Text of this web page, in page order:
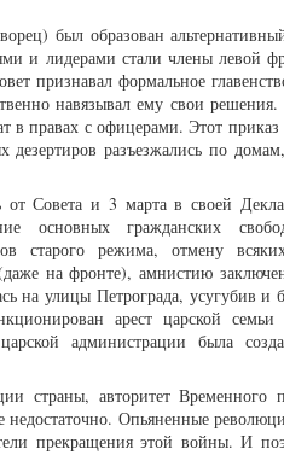
был образован
и лидерами стали члены левой
признавал формальное
навязывал ему свои
правах с офицерами. Этот приказ
разъезжались по
от Совета и 3 марта в своей
основных гражданских
старого режима, отмену
на фронте), амнистию
на улицы Петрограда, усугубив и
арест царской
администрации была
страны, авторитет Временного
Опьяненные
прекращения этой войны. И